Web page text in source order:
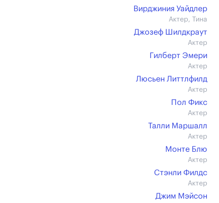
Вирджиния Уайдлер
Актер, Тина
Джозеф Шилдкраут
Актер
Гилберт Эмери
Актер
Люсьен Литтлфилд
Актер
Пол Фикс
Актер
Талли Маршалл
Актер
Монте Блю
Актер
Стэнли Филдс
Актер
Джим Мэйсон